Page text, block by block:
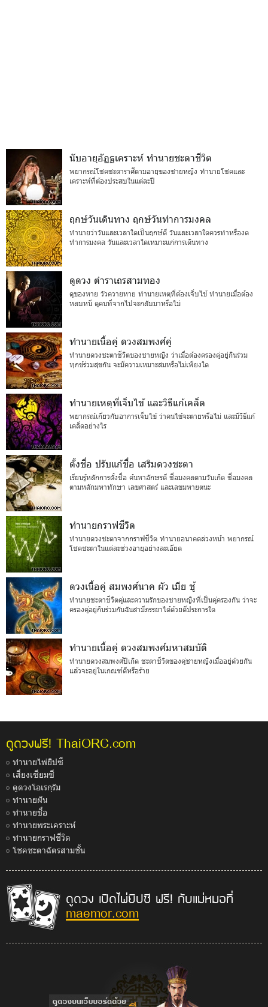
นับอายุอัฏฐเคราะห์ ทำนายชะตาชีวิต
พยากรณ์โชคชะตาราศีตามอายุของชายหญิง ทำนายโชคและ
เคราะห์ที่ต้องประสบในแต่ละปี
ฤกษ์วันเดินทาง ฤกษ์วันทำการมงคล
ทำนายว่าวันและเวลาใดเป็นฤกษ์ดี วันและเวลาใดควรทำหรืองด
ทำการมงคล วันและเวลาใดเหมาะแก่การเดินทาง
ดูดวง ตำราเถรสามทอง
ดูของหาย วัวควายหาย ทำนายเหตุที่ต้องเจ็บไข้ ทำนายเมื่อต้อง
หลบหนี ดูคนที่จากไปจะกลับมาหรือไม่
ทำนายเนื้อคู่ ดวงสมพงศ์คู่
ทำนายดวงชะตาชีวิตของชายหญิง ว่าเมื่อต้องครองคู่อยู่กินร่วม
ทุกข์ร่วมสุขกัน จะมีความเหมาะสมหรือไม่เพียงใด
ทำนายเหตุที่เจ็บไข้ และวิธีแก้เคล็ด
พยากรณ์เกี่ยวกับอาการเจ็บไข้ ว่าคนไข้จะตายหรือไม่ และมีวิธีแก้
เคล็ดอย่างไร
ตั้งชื่อ ปรับแก้ชื่อ เสริมดวงชะตา
เรียนรู้หลักการตั้งชื่อ ค้นหาอักษรดี ชื่อมงคลตามวันเกิด ชื่อมงคล
ตามหลักมหาทักษา เลขศาสตร์ และเลขมหายตนะ
ทำนายกราฟชีวิต
ทำนายดวงชะตาจากกราฟชีวิต ทำนายอนาคตล่วงหน้า พยากรณ์
โชคชะตาในแต่ละช่วงอายุอย่างละเอียด
ดวงเนื้อคู่ สมพงศ์นาค ผัว เมีย ชู้
ทำนายชะตาชีวิตคู่และความรักของชายหญิงที่เป็นคู่ครองกัน ว่าจะ
ครองคู่อยู่กินร่วมกันฉันสามีภรรยาได้ด้วยดีประการใด
ทำนายเนื้อคู่ ดวงสมพงศ์มหาสมบัติ
ทำนายดวงสมพงศ์ปีเกิด ชะตาชีวิตของคู่ชายหญิงเมื่ออยู่ด้วยกัน
แล้วจะอยู่ในเกณฑ์ดีหรือร้าย
ดูดวงฟรี! ThaiORC.com
ทำนายไพ่ยิปซี
เสี่ยงเซียมซี
ดูดวงโอเรกุรัม
ทำนายฝัน
ทำนายชื่อ
ทำนายพระเคราะห์
ทำนายกราฟชีวิต
โชคชะตาฉัตรสามชั้น
ดูดวง เปิดไพ่ยิปซี ฟรี! กับแม่หมอที่
maemor.com